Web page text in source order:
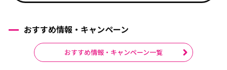
おすすめ情報・キャンペーン
おすすめ情報・キャンペーン一覧